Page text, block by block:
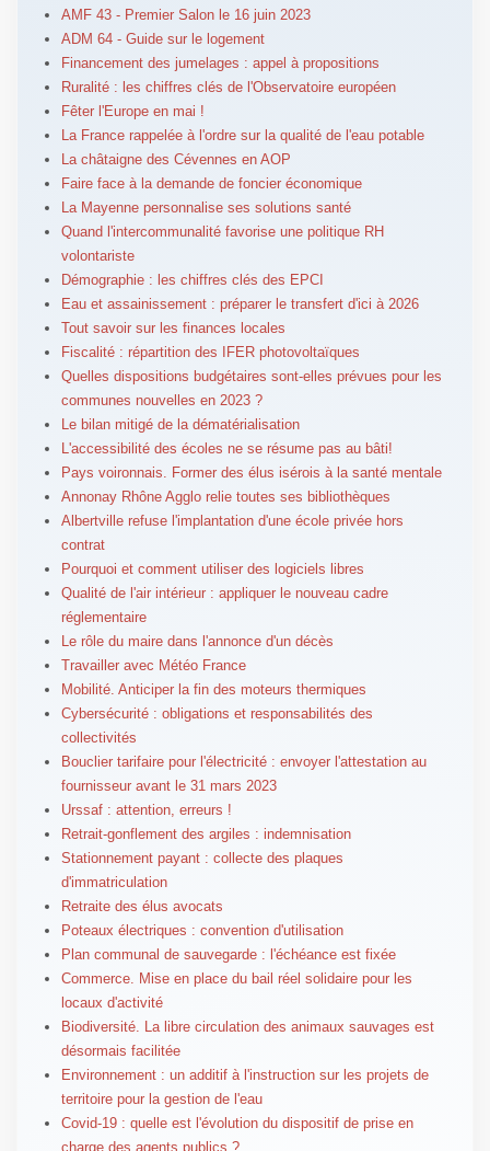
AMF 43 - Premier Salon le 16 juin 2023
ADM 64 - Guide sur le logement
Financement des jumelages : appel à propositions
Ruralité : les chiffres clés de l'Observatoire européen
Fêter l'Europe en mai !
La France rappelée à l'ordre sur la qualité de l'eau potable
La châtaigne des Cévennes en AOP
Faire face à la demande de foncier économique
La Mayenne personnalise ses solutions santé
Quand l'intercommunalité favorise une politique RH
volontariste
Démographie : les chiffres clés des EPCI
Eau et assainissement : préparer le transfert d'ici à 2026
Tout savoir sur les finances locales
Fiscalité : répartition des IFER photovoltaïques
Quelles dispositions budgétaires sont-elles prévues pour les
communes nouvelles en 2023 ?
Le bilan mitigé de la dématérialisation
L'accessibilité des écoles ne se résume pas au bâti!
Pays voironnais. Former des élus isérois à la santé mentale
Annonay Rhône Agglo relie toutes ses bibliothèques
Albertville refuse l'implantation d'une école privée hors
contrat
Pourquoi et comment utiliser des logiciels libres
Qualité de l'air intérieur : appliquer le nouveau cadre
réglementaire
Le rôle du maire dans l'annonce d'un décès
Travailler avec Météo France
Mobilité. Anticiper la fin des moteurs thermiques
Cybersécurité : obligations et responsabilités des
collectivités
Bouclier tarifaire pour l'électricité : envoyer l'attestation au
fournisseur avant le 31 mars 2023
Urssaf : attention, erreurs !
Retrait-gonflement des argiles : indemnisation
Stationnement payant : collecte des plaques
d'immatriculation
Retraite des élus avocats
Poteaux électriques : convention d'utilisation
Plan communal de sauvegarde : l'échéance est fixée
Commerce. Mise en place du bail réel solidaire pour les
locaux d'activité
Biodiversité. La libre circulation des animaux sauvages est
désormais facilitée
Environnement : un additif à l'instruction sur les projets de
territoire pour la gestion de l'eau
Covid-19 : quelle est l'évolution du dispositif de prise en
charge des agents publics ?